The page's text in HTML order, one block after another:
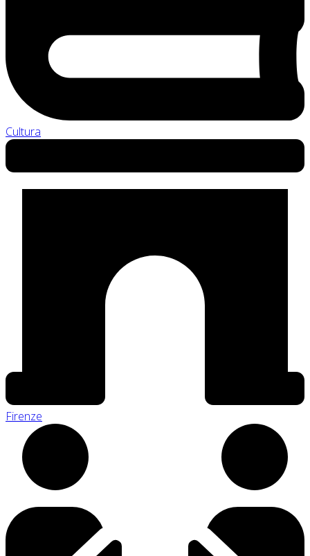
Cultura
Firenze